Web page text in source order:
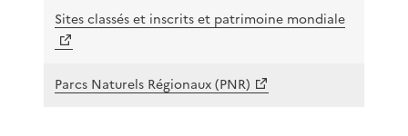
Sites classés et inscrits et patrimoine mondiale
Parcs Naturels Régionaux (PNR)